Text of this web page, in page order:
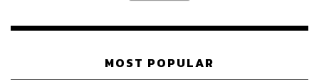
MOST POPULAR